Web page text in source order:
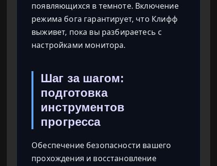
появляющихся в темноте. Включение
режима бога гарантирует, что Клифф
выживет, пока вы разбираетесь с
настройками монитора.
Шаг за шагом:
подготовка
инструментов
прогресса
Обеспечение безопасности вашего
прохождения и восстановление